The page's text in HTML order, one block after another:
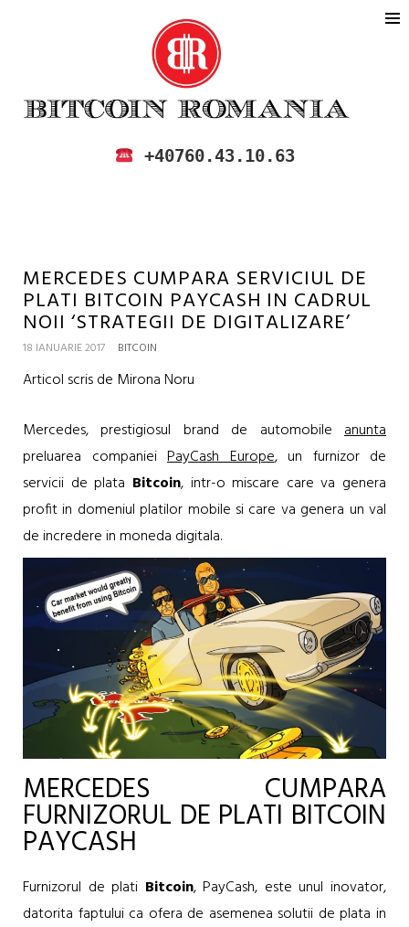
BITCOIN ROMANIA
CUMPARA SI VINDE BITCOIN IN
+40760.43.10.63
MERCEDES CUMPARA SERVICIUL DE
PLATI BITCOIN PAYCASH IN CADRUL
NOII ‘STRATEGII DE DIGITALIZARE’
18 IANUARIE 2017 BITCOIN
Articol scris de Mirona Noru
Mercedes, prestigiosul brand de automobile anunta
preluarea companiei PayCash Europe, un furnizor de
servicii de plata Bitcoin, intr-o miscare care va genera
profit in domeniul platilor mobile si care va genera un val
de incredere in moneda digitala.
MERCEDES CUMPARA
FURNIZORUL DE PLATI BITCOIN
PAYCASH
Furnizorul de plati Bitcoin, PayCash, este unul inovator,
datorita faptului ca ofera de asemenea solutii de plata in